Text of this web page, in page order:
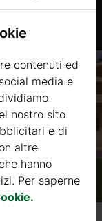
contenuti ed
media e
nostro sito
e di
altre
hanno
Per saperne